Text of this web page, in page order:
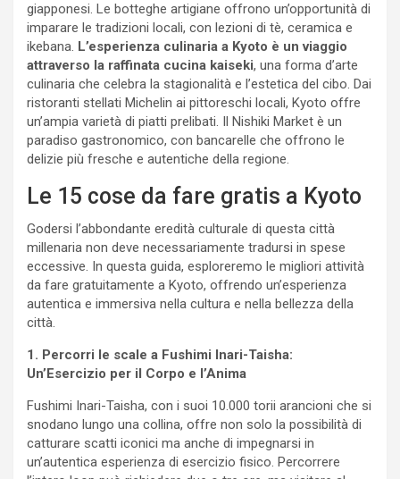
giapponesi. Le botteghe artigiane offrono un’opportunità di
imparare le tradizioni locali, con lezioni di tè, ceramica e
ikebana. L’esperienza culinaria a Kyoto è un viaggio
attraverso la raffinata cucina kaiseki, una forma d’arte
culinaria che celebra la stagionalità e l’estetica del cibo. Dai
ristoranti stellati Michelin ai pittoreschi locali, Kyoto offre
un’ampia varietà di piatti prelibati. Il Nishiki Market è un
paradiso gastronomico, con bancarelle che offrono le
delizie più fresche e autentiche della regione.
Le 15 cose da fare gratis a Kyoto
Godersi l’abbondante eredità culturale di questa città
millenaria non deve necessariamente tradursi in spese
eccessive. In questa guida, esploreremo le migliori attività
da fare gratuitamente a Kyoto, offrendo un’esperienza
autentica e immersiva nella cultura e nella bellezza della
città.
1. Percorri le scale a Fushimi Inari-Taisha:
Un’Esercizio per il Corpo e l’Anima
Fushimi Inari-Taisha, con i suoi 10.000 torii arancioni che si
snodano lungo una collina, offre non solo la possibilità di
catturare scatti iconici ma anche di impegnarsi in
un’autentica esperienza di esercizio fisico. Percorrere